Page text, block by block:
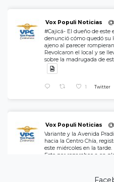
Vox Populi Noticias
#Cajicá- El dueño de
denunció cómo quedó su
ajeno al parecer
Revolcaron el local y se
sobre la madrugada de
1 Twitter
Vox Populi Noticias
Variante y la Avenida
hacia la Centro Chía,
este miércoles en la tarde.
Esto por reparcheo a en